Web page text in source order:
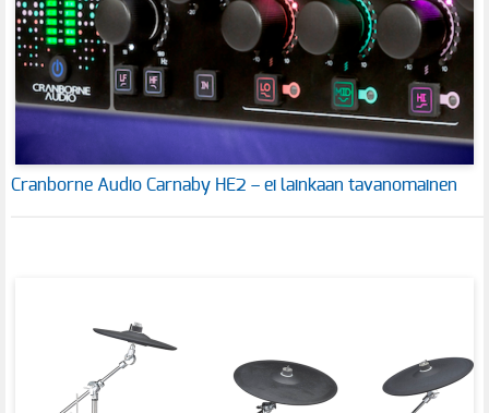
Cranborne Audio Carnaby HE2 – ei lainkaan tavanomainen